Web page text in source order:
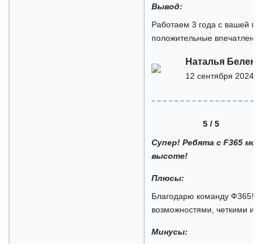
Вывод:
Работаем 3 года с вашей
положительные
Наталья
12 сентября 2024
5 / 5
Супер! Ребята с F365
высоте!
Плюсы:
Благодарю команду Ф365!
возможностями, четкими и
Минусы: